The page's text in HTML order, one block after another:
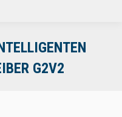
G2V2